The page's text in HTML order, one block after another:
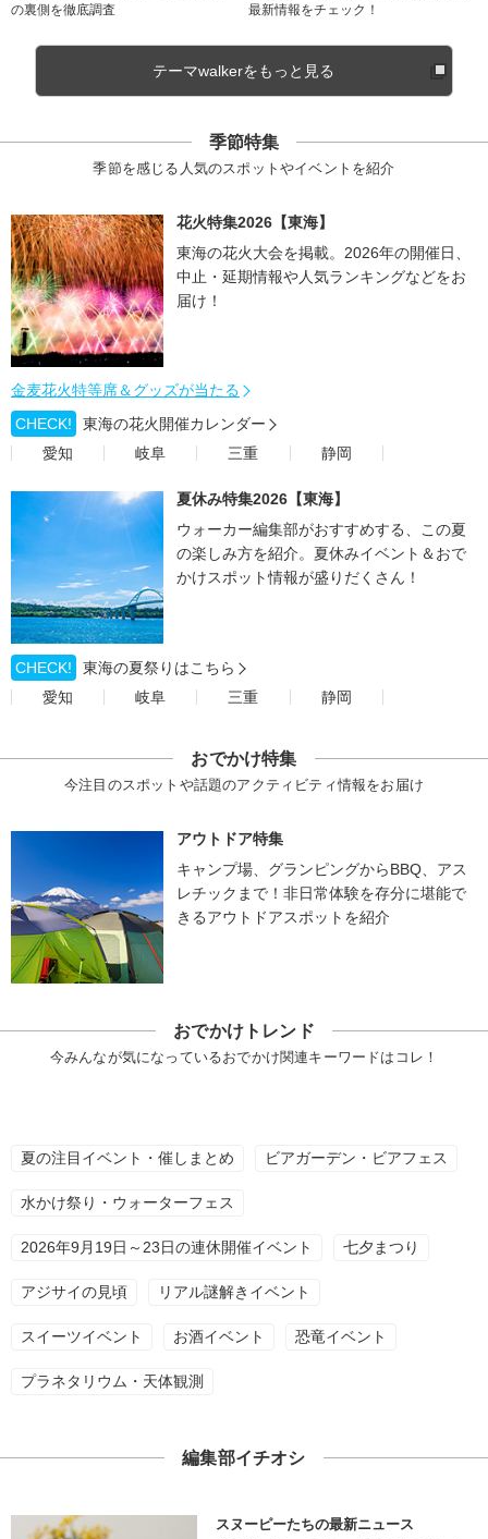
の裏側を徹底調査
最新情報をチェック！
テーマwalkerをもっと見る
季節特集
季節を感じる人気のスポットやイベントを紹介
花火特集2026【東海】
東海の花火大会を掲載。2026年の開催日、
中止・延期情報や人気ランキングなどをお
届け！
金麦花火特等席＆グッズが当たる
CHECK!
東海の花火開催カレンダー
愛知
岐阜 三重 静岡
夏休み特集2026【東海】
ウォーカー編集部がおすすめする、この夏
の楽しみ方を紹介。夏休みイベント＆おで
かけスポット情報が盛りだくさん！
CHECK!
東海の夏祭りはこちら
愛知
岐阜 三重 静岡
おでかけ特集
今注目のスポットや話題のアクティビティ情報をお届け
アウトドア特集
キャンプ場、グランピングからBBQ、アス
レチックまで！非日常体験を存分に堪能で
きるアウトドアスポットを紹介
おでかけトレンド
今みんなが気になっているおでかけ関連キーワードはコレ！
夏の注目イベント・催しまとめ ビアガーデン・ビアフェス
水かけ祭り・ウォーターフェス
2026年9月19日～23日の連休開催イベント 七夕まつり
アジサイの見頃 リアル謎解きイベント
スイーツイベント お酒イベント 恐竜イベント
プラネタリウム・天体観測
編集部イチオシ
スヌーピーたちの最新ニュース